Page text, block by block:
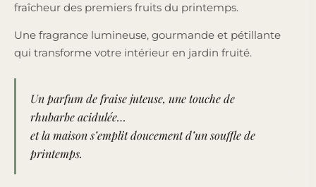
fraîcheur des premiers fruits du printemps.
Une fragrance lumineuse, gourmande et pétillante
qui transforme votre intérieur en jardin fruité.
Un parfum de fraise juteuse, une touche de
rhubarbe acidulée…
et la maison s’emplit doucement d’un souffle de
printemps.